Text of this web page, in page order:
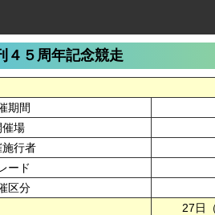
４５周年記念競走
期間
催場
施行者
ード
区分
27日